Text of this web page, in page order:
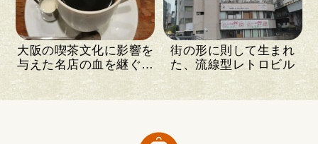
大阪の喫茶文化に影響を
与えた名店の血を継ぐ喫
茶店
街の形に則して生まれ
た、流線型レトロビル